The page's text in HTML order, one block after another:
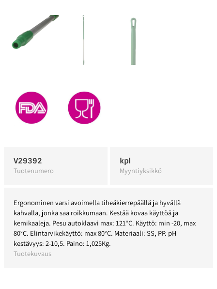
V29392
Tuotenumero
kpl
Myyntiyksikkö
Ergonominen varsi avoimella tiheäkierrepäällä ja hyvällä
kahvalla, jonka saa roikkumaan. Kestää kovaa käyttöä ja
kemikaaleja. Pesu autoklaavi max: 121°C. Käyttö: min -20, max
80°C. Elintarvikekäyttö: max 80°C. Materiaali: SS, PP. pH
kestävyys: 2-10,5. Paino: 1,025Kg.
Tuotekuvaus